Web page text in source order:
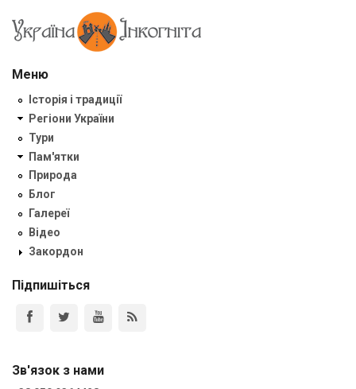
Меню
Історія і традиції
Регіони України
Тури
Пам'ятки
Природа
Блог
Галереї
Відео
Закордон
Підпишіться
Зв'язок з нами